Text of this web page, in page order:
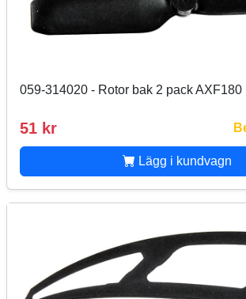
059-314020 - Rotor bak 2 pack AXF180
51 kr
Lägg i kundvagn